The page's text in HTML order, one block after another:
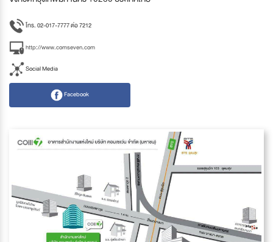
โทร. 02-017-7777 ต่อ 7212
http://www.comseven.com
Social Media
Facebook